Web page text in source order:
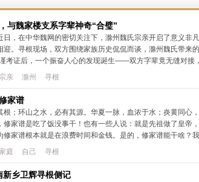
与魏家楼支系字辈神奇“合璧”
日，在中华魏网的密切关注下，滁州魏氏宗亲开启了意义非
迎。寻根现场，双方围绕家族历史侃侃而谈，滁州魏氏带来
考证后，一个振奋人心的发现诞生——双方字辈竟无缝对接
宗亲 滁州 寻根
家谱
根；环山之水，必有其源。华夏一脉，血浓于水；炎黄同心
修家谱是吃了饭没事干！也有一些人说：就是先祖做了皇帝
修家谱根本就是在浪费时间和金钱。是的，修家谱能干啥？
庭 自己 寻根
新乡卫辉寻根侧记